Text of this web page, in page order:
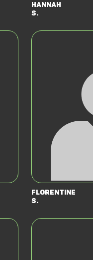
Hannah
S.
Florentine
S.